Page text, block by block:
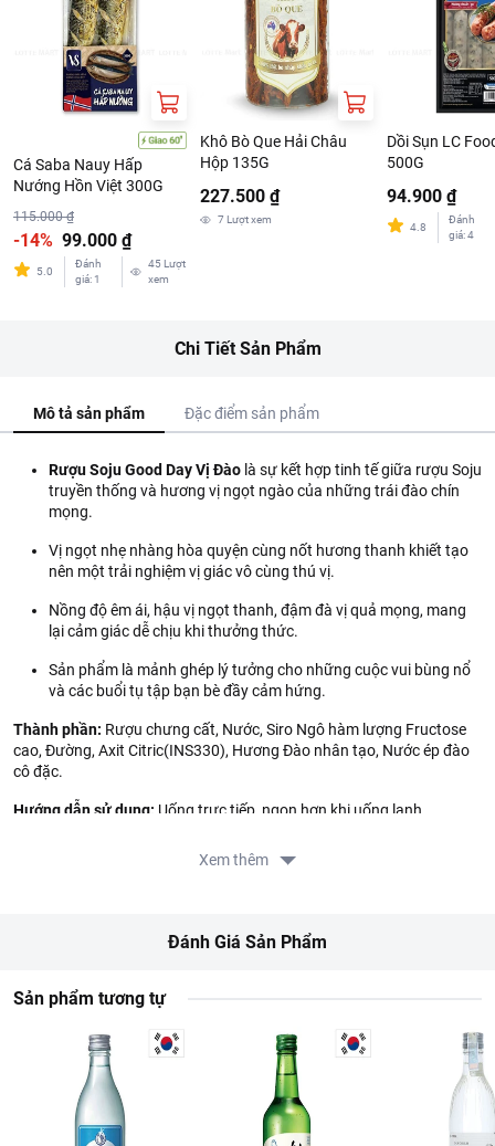
Cá Saba Nauy Hấp
Nướng Hồn Việt 300G
115.000 ₫
-14% 99.000 ₫
5.0
Đánh
giá: 1
45 Lượt
xem
Khô Bò Que Hải Châu
Hộp 135G
227.500 ₫
7 Lượt xem
Dồi Sụn LC
500G
94.900 ₫
4.8
Đánh
giá:4
Chi Tiết Sản Phẩm
Mô tả sản phẩm Đặc điểm sản phẩm
RượuSoju Good Day Vị Đào là sự kết hợp tinh tế giữa rượu Soju
truyền thống và hương vị ngọt ngào của những trái đào chín
mọng.
Vị ngọt nhẹ nhàng hòa quyện cùng nốt hương thanh khiết tạo
nên một trải nghiệm vị giác vô cùng thú vị.
Nồng độ êm ái, hậu vị ngọt thanh, đậm đà vị quả mọng, mang
lại cảm giác dễ chịu khi thưởng thức.
Sản phẩm là mảnh ghép lý tưởng cho những cuộc vui bùng nổ
và các buổi tụ tập bạn bè đầy cảm hứng.
Thành phần: Rượu chưng cất, Nước, Siro Ngô hàm lượng Fructose
cao, Đường, Axit Citric(INS330), Hương Đào nhân tạo, Nước ép đào
cô đặc.
Hướng dẫn sử dụng: Uống trực tiếp, ngon hơn khi uống lạnh.
nữ mang thai. Thưởng thức có trách nhiệm, đã uống đồ uống có cồn
Gợi ý cách thưởng thức:
cảm nhận . Có thể pha chế các loại cocktail giải khát, kết hợp cùng
soda hoặc trái cây tươi dùng kèm với các món hải sản nướng, thịt đỏ
hoặc các món lẩu cay.
Thông tin nhà sản xuất:
Tên công ty: MUHAK CO., LTD
Xem thêm
Đánh Giá Sản Phẩm
Sản phẩm tương tự